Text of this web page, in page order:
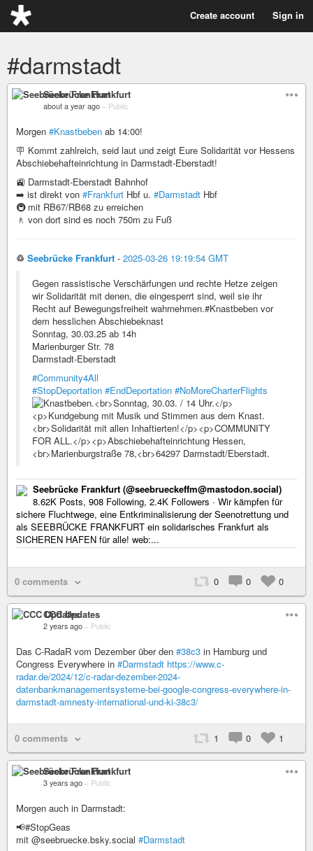
Create account Sign in
#darmstadt
Seebrücke Frankfurt
about a year ago – Public
Morgen #Knastbeben ab 14:00!
🪧 Kommt zahlreich, seid laut und zeigt Eure Solidarität vor Hessens
Abschiebehafteinrichtung in Darmstadt-Eberstadt!
🚉 Darmstadt-Eberstadt Bahnhof
➡️ ist direkt von #Frankfurt Hbf u. #Darmstadt Hbf
🚇 mit RB67/RB68 zu erreichen
🚶 von dort sind es noch 750m zu Fuß
♲ Seebrücke Frankfurt - 2025-03-26 19:19:54 GMT
Gegen rassistische Verschärfungen und rechte Hetze zeigen
wir Solidarität mit denen, die eingesperrt sind, weil sie ihr
Recht auf Bewegungsfreiheit wahrnehmen.#Knastbeben vor
dem hesslichen Abschiebeknast
Sonntag, 30.03.25 ab 14h
Marienburger Str. 78
Darmstadt-Eberstadt
#Community4All
#StopDeportation #EndDeportation #NoMoreCharterFlights
Seebrücke Frankfurt (@seebrueckeffm@mastodon.social)
8.62K Posts, 908 Following, 2.4K Followers · Wir kämpfen für
sichere Fluchtwege, eine Entkriminalisierung der Seenotrettung und
als SEEBRÜCKE FRANKFURT ein solidarisches Frankfurt als
SICHEREN HAFEN für alle! web:...
0 comments 0 0 0
CCC Updates
2 years ago – Public
Das C-RadaR vom Dezember über den #38c3 in Hamburg und
Congress Everywhere in #Darmstadt https://www.c-
radar.de/2024/12/c-radar-dezember-2024-
datenbankmanagementsysteme-bei-google-congress-everywhere-in-
darmstadt-amnesty-international-und-ki-38c3/
0 comments 1 0 1
Seebrücke Frankfurt
3 years ago – Public
Morgen auch in Darmstadt:
📢#StopGeas
mit @seebruecke.bsky.social #Darmstadt